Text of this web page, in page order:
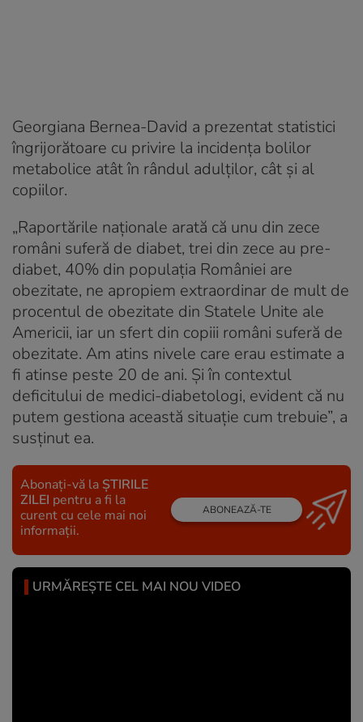
Georgiana Bernea-David a prezentat statistici
îngrijorătoare cu privire la incidenţa bolilor
metabolice atât în rândul adulţilor, cât şi al
copiilor.
„Raportările naţionale arată că unu din zece
români suferă de diabet, trei din zece au pre-
diabet, 40% din populaţia României are
obezitate, ne apropiem extraordinar de mult de
procentul de obezitate din Statele Unite ale
Americii, iar un sfert din copiii români suferă de
obezitate. Am atins nivele care erau estimate a
fi atinse peste 20 de ani. Şi în contextul
deficitului de medici-diabetologi, evident că nu
putem gestiona această situaţie cum trebuie”, a
susţinut ea.
Abonați-vă la ȘTIRILE
ZILEI pentru a fi la
curent cu cele mai noi
informații.
ABONEAZĂ-TE
URMĂREȘTE CEL MAI NOU VIDEO